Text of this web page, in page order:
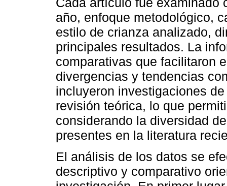
año, enfoque metodológico,
estilo de crianza analizado,
principales resultados. La
comparativas que facilitaron
divergencias y tendencias
incluyeron investigaciones
revisión teórica, lo que
considerando la diversidad
presentes en la literatura
El análisis de los datos se
descriptivo y comparativo